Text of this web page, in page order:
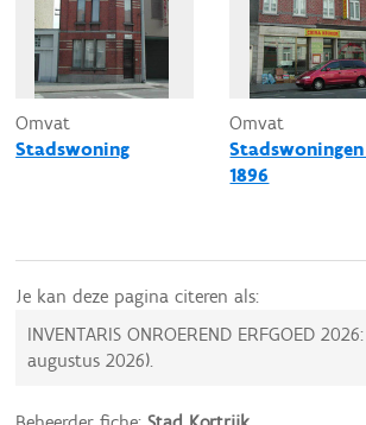
Omvat
Stadswoning
Omvat
1896
Je kan deze pagina citeren als:
INVENTARIS ONROEREND ERFGOED 2026:
augustus 2026).